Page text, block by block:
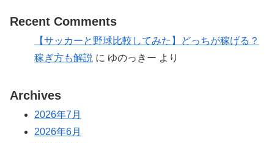
Recent Comments
【サッカーと野球比較してみた】どっちが稼げる？
稼ぎ方も解説 に ゆのっきー より
Archives
2026年7月
2026年6月